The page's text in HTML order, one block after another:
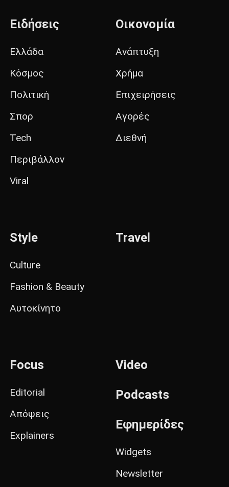
Ειδήσεις
Ελλάδα
Κόσμος
Πολιτική
Σπορ
Tech
Περιβάλλον
Viral
Οικονομία
Ανάπτυξη
Χρήμα
Επιχειρήσεις
Αγορές
Διεθνή
Style
Culture
Fashion & Beauty
Αυτοκίνητο
Travel
Focus
Editorial
Απόψεις
Explainers
Video
Podcasts
Εφημερίδες
Widgets
Newsletter